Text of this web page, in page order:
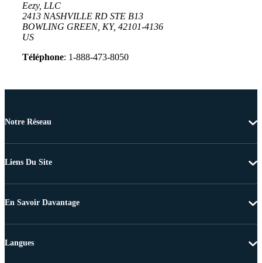
Eezy, LLC
2413 NASHVILLE RD STE B13
BOWLING GREEN, KY, 42101-4136
US
Téléphone: 1-888-473-8050
Notre Réseau
Liens Du Site
En Savoir Davantage
Langues